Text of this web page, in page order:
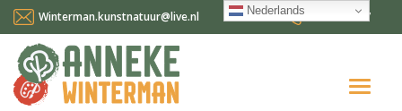
Winterman.kunstnatuur@live.nl 0641124587
Nederlands